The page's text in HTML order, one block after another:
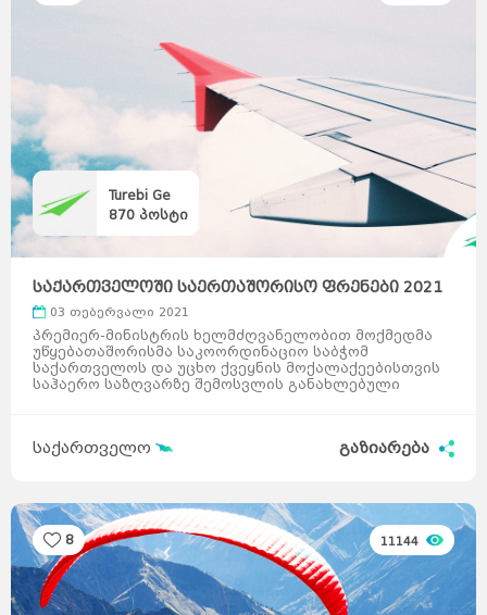
Turebi Ge
870 პოსტი
საქართველოში საერთაშორისო ფრენები 2021
წლის 1 თ ...
03 თებერვალი 2021
პრემიერ-მინისტრის ხელმძღვანელობით მოქმედმა
უწყებათაშორისმა საკოორდინაციო საბჭომ
საქართველოს და უცხო ქვეყნის მოქალაქეებისთვის
საჰაერო საზღვარზე შემოსვლის განახლებული
საქართველო გაზიარება
8 11144